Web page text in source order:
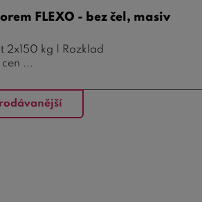
FLEXO - bez čel, masiv
2x150 kg | Rozklad
...